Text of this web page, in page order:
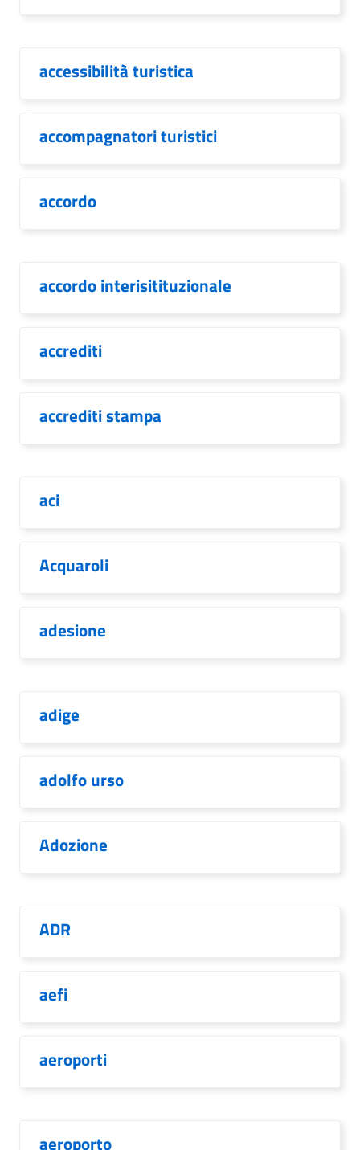
accessibilità turistica
accompagnatori turistici
accordo
accordo interisitituzionale
accrediti
accrediti stampa
aci
Acquaroli
adesione
adige
adolfo urso
Adozione
ADR
aefi
aeroporti
aeroporto